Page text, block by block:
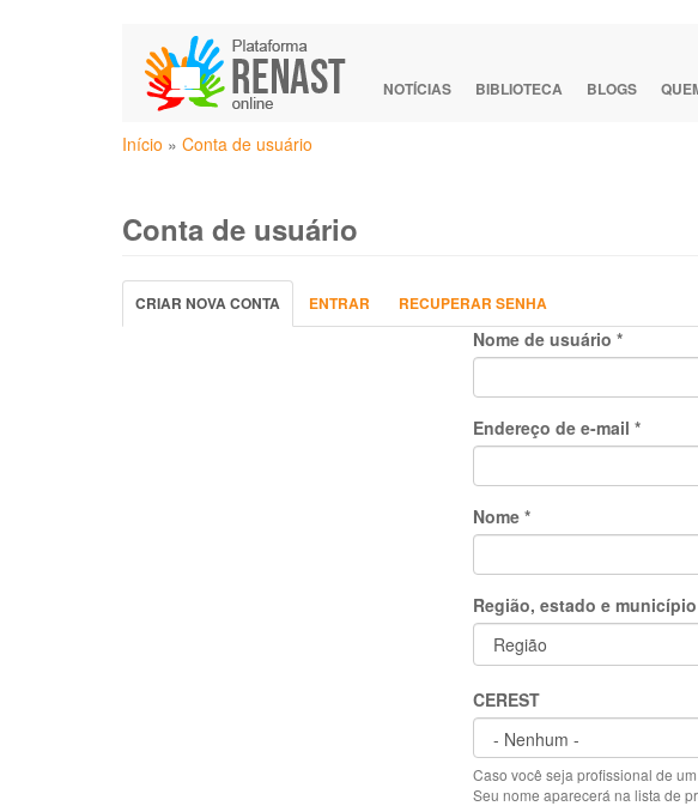
NOTÍCIAS BIBLIOTECA BLOGS
Você
Início » Conta de usuário
Conta de usuário
Abas
primárias
CRIAR NOVA CONTA (ABA
ATIVA)
ENTRAR RECUPERAR SENHA
Nome de usuário *
Endereço de e-mail *
Nome *
Região, estado e
CEREST
Caso você seja profissional de
Seu nome aparecerá na lista de